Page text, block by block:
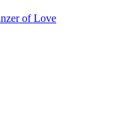
of Love